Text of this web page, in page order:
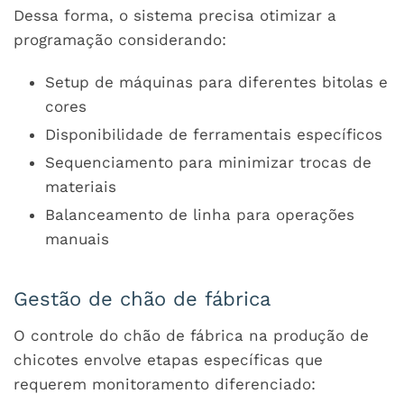
Dessa forma, o sistema precisa otimizar a
programação considerando:
Setup de máquinas para diferentes bitolas e
cores
Disponibilidade de ferramentais específicos
Sequenciamento para minimizar trocas de
materiais
Balanceamento de linha para operações
manuais
Gestão de chão de fábrica
O controle do chão de fábrica na produção de
chicotes envolve etapas específicas que
requerem monitoramento diferenciado: